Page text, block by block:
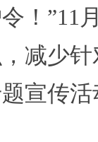
！”11
减少
宣传活